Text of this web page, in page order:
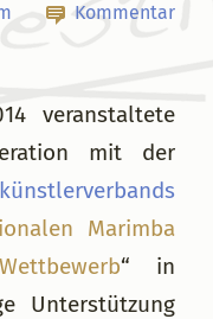
Kommentar
veranstaltete
mit der
Marimba
“ in
Unterstützung